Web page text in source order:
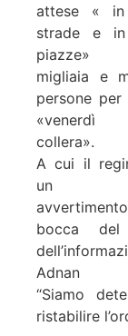
attese «
strade e
piazze»
migliaia e
persone per
collera».
A cui il
un
bocca del
Adnan
“Siamo
ristabilire